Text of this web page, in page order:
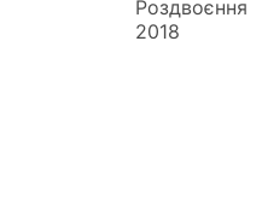
Роздвоєння
2018